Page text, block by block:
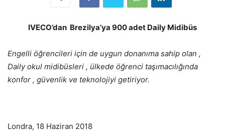
IVECO’dan Brezilya’ya 900 adet Daily Midibüs
Engelli öğrencileri için de uygun donanıma sahip olan ,
Daily okul midibüsleri , ülkede öğrenci taşımacılığında
konfor , güvenlik ve teknolojiyi getiriyor.
Londra, 18 Haziran 2018